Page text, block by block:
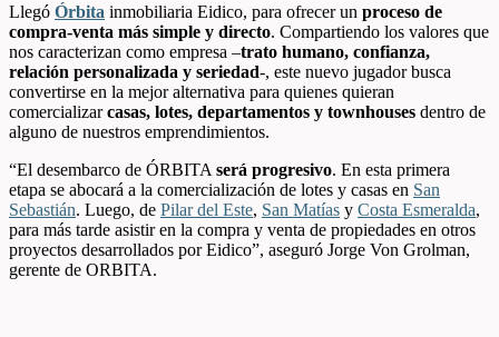
Llegó Órbita inmobiliaria Eidico, para ofrecer un proceso de
compra-venta más simple y directo. Compartiendo los valores que
nos caracterizan como empresa –trato humano, confianza,
relación personalizada y seriedad-, este nuevo jugador busca
convertirse en la mejor alternativa para quienes quieran
comercializarcasas, lotes, departamentos y townhouses dentro de
alguno de nuestros emprendimientos.
“El desembarco de ÓRBITA será progresivo. En esta primera
etapa se abocará a la comercialización de lotes y casas en San
Sebastián. Luego, de Pilar del Este, San Matías y Costa Esmeralda,
para más tarde asistir en la compra y venta de propiedades en otros
proyectos desarrollados por Eidico”, aseguró Jorge Von Grolman,
gerente de ORBITA.